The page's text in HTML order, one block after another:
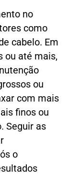
no
como
cabelo. Em
ou até mais,
ou
com mais
finos ou
Seguir as
o